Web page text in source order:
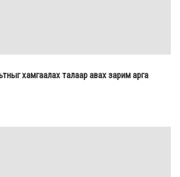
хамгаалах талаар авах зарим арга